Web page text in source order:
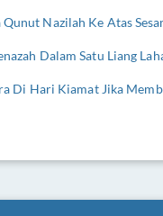
Nazilah Ke Atas
Dalam Satu Liang
Di Hari Kiamat Jika